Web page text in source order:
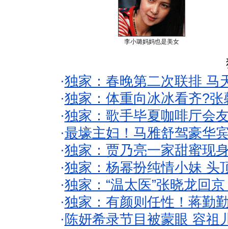
李小璐妈妈也是美女
·独家：春晚第二次联排 马
·独家：体重向冰冰看齐?
·独家：歌手毕夏咖啡厅会
·最壕主妇！马雅舒驾豪华
·独家：贾乃亮一家甜蜜现
·独家：杨幂扮纯情小妹 头
·独家：“温太医”张晓龙回
·独家：有颜则任性！蒋勤
· 陈妍希录节目被蒙眼 容祖